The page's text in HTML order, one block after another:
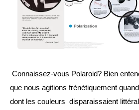
Connaissez-vous Polaroid? Bien
que nous agitions frénétiquement
dont les couleurs  disparaissaient